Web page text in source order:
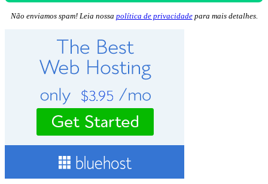
Não enviamos spam! Leia nossa política de privacidadepara mais detalhes.